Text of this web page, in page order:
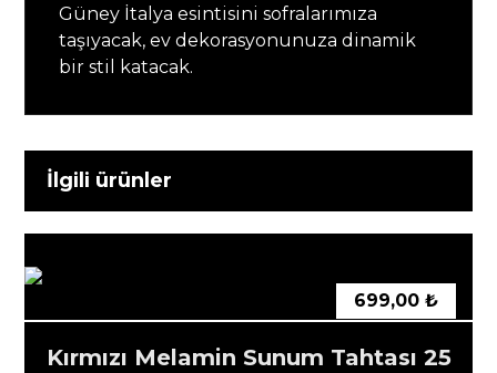
Güney İtalya esintisini sofralarımıza
taşıyacak, ev dekorasyonunuza dinamik
bir stil katacak.
İlgili ürünler
Kırmızı Melamin Sunum Tahtası 25
699,00 ₺